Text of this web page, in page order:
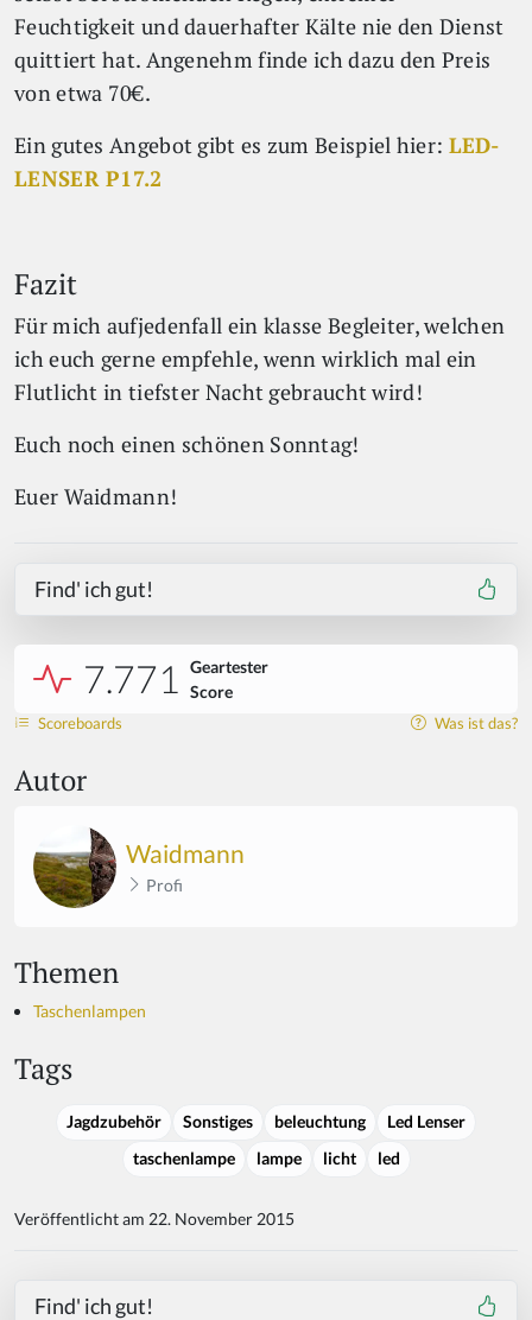
Feuchtigkeit und dauerhafter Kälte nie den Dienst
quittiert hat. Angenehm finde ich dazu den Preis
von etwa 70€.
Ein gutes Angebot gibt es zum Beispiel hier: LED-
LENSER P17.2
Fazit
Für mich aufjedenfall ein klasse Begleiter, welchen
ich euch gerne empfehle, wenn wirklich mal ein
Flutlicht in tiefster Nacht gebraucht wird!
Euch noch einen schönen Sonntag!
Euer Waidmann!
Find' ich gut!
7.771
Geartester
Score
Scoreboards Was ist das?
Autor
Waidmann
Profi
Themen
Taschenlampen
Tags
Jagdzubehör Sonstiges beleuchtung
Led Lenser
taschenlampe
lampe licht led
Veröffentlicht am 22. November 2015
Find' ich gut!